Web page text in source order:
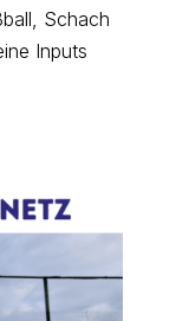
Schach
Inputs